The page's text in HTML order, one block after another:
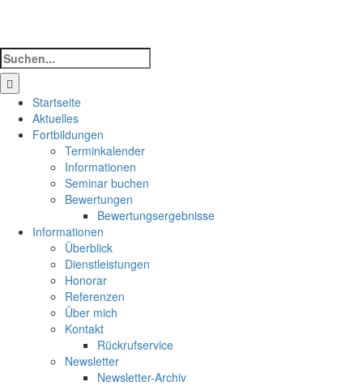
Suche
nach:
Startseite
Aktuelles
Fortbildungen
Terminkalender
Informationen
Seminar buchen
Bewertungen
Bewertungsergebnisse
Informationen
Überblick
Dienstleistungen
Honorar
Referenzen
Über mich
Kontakt
Rückrufservice
Newsletter
Newsletter-Archiv